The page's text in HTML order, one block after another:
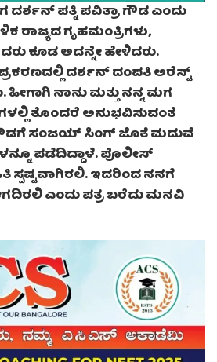
ದರ್ಶನ್ ಪತ್ನಿ ಪವಿತ್ರಾ ಗೌಡ ಎಂದು
ರಾಜ್ಯದ ಗೃಹಮಂತ್ರಿಗಳು,
ಕೂಡ ಅದನ್ನೇ ಹೇಳಿದರು.
ದರ್ಶನ್ ದಂಪತಿ ಅರೆಸ್ಟ್
ಹೀಗಾಗಿ ನಾನು ಮತ್ತು ನನ್ನ ಮಗ
ತೊಂದರೆ ಅನುಭವಿಸುವಂತೆ
ಗೌಡಗೆ ಸಂಜಯ್ ಸಿಂಗ್ ಜೊತೆ ಮದುವೆ
ಪಡೆದಿದ್ದಾಳೆ. ಪೊಲೀಸ್
ಸ್ಪಷ್ಟವಾಗಿರಲಿ. ಇದರಿಂದ ನನಗೆ
ಎಂದು ಪತ್ರ ಬರೆದು ಮನವಿ